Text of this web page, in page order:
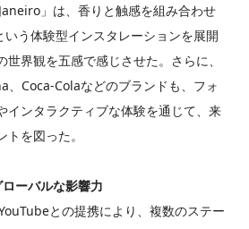
」は、香りと触感を組み合わせ
う体験型インスタレーションを展開
世界観を五感で感じさせた。さらに、
Coca-Colaなどのブランドも、フォ
インタラクティブな体験を通じて、来
を図った。
ーバルな影響力
との提携により、複数のステー